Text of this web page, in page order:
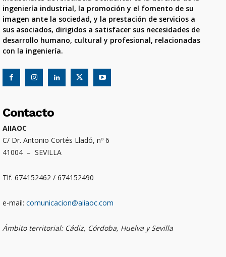
ingeniería industrial, la promoción y el fomento de su
imagen ante la sociedad, y la prestación de servicios a
sus asociados, dirigidos a satisfacer sus necesidades de
desarrollo humano, cultural y profesional, relacionadas
con la ingeniería.
Contacto
AIIAOC
C/ Dr. Antonio Cortés Lladó, nº 6
41004 – SEVILLA
Tlf. 674152462 / 674152490
e-mail: comunicacion@aiiaoc.com
Ámbito territorial: Cádiz, Córdoba, Huelva y Sevilla